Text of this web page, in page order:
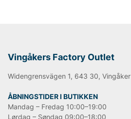
Vingåkers Factory Outlet
Widengrensvägen 1, 643 30, Vingåker
ÅBNINGSTIDER I BUTIKKEN
Mandag – Fredag 10:00–19:00
Lørdag – Søndag 09:00–18:00